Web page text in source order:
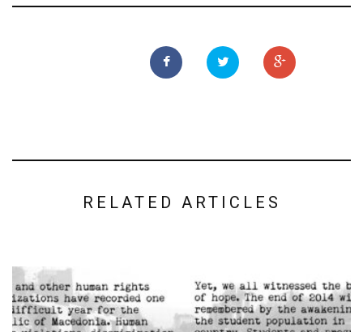
RELATED ARTICLES